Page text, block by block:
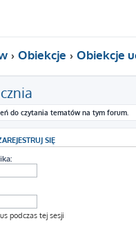
Obiekcje Obiekcje
do czytania tematów na tym forum.
SIĘ
podczas tej sesji